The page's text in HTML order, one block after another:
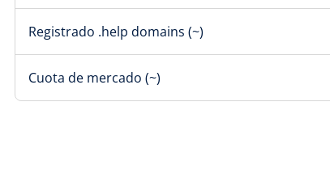
Registrado .help domains (~)
Cuota de mercado (~)